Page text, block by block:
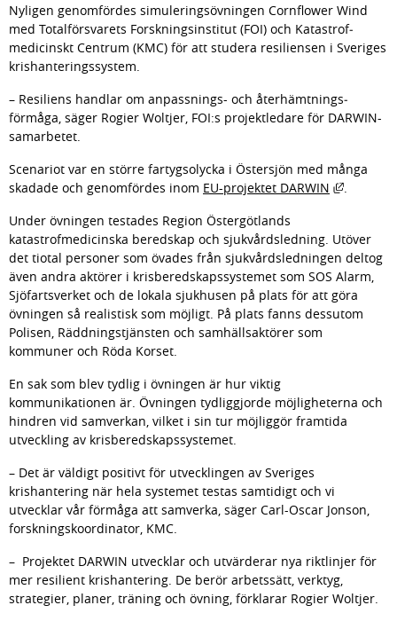
Nyligen genomfördes simuleringsövningen Cornflower Wind
med Totalförsvarets Forsknings­­institut (FOI) och Katastrof­
medicinskt Centrum (KMC) för att studera resiliensen i Sveriges
krishanteringssystem.
– Resiliens handlar om anpassnings- och återhämt­nings­
förmåga, säger Rogier Woltjer, FOI:s projektledare för DARWIN-
samarbetet.
Scenariot var en större fartygsolycka i Östersjön med många
skadade och genom­fördes inom EU-projektet DARWIN Länk till
.
Under övningen testades Region Östergöt­lands
katastrofmedicinska beredskap och sjukvårdsledning. Utöver
det tiotal personer som övades från sjukvårds­ledningen deltog
även andra aktörer i krisberedskaps­systemet som SOS Alarm,
Sjöfartsverket och de lokala sjukhusen på plats för att göra
övningen så realistisk som möjligt. På plats fanns dessutom
Polisen, Räddnings­tjänsten och samhällsaktörer som
kommuner och Röda Korset.
En sak som blev tydlig i övningen är hur viktig
kommunikationen är. Övningen tydliggjorde möjligheterna och
hindren vid samverkan, vilket i sin tur möjliggör framtida
utveckling av krisberedskapssystemet.
– Det är väldigt positivt för utvecklingen av Sveriges
krishantering när hela systemet testas samtidigt och vi
utvecklar vår förmåga att samverka, säger Carl-Oscar Jonson,
forskningskoordinator, KMC.
–  Projektet DARWIN utvecklar och utvärderar nya riktlinjer för
mer resilient krishantering. De berör arbetssätt, verktyg,
strategier, planer, träning och övning, förklarar Rogier Woltjer.